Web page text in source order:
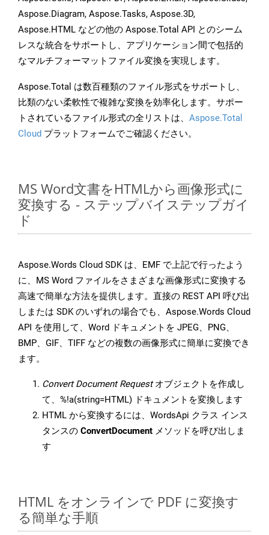
Aspose.Diagram, Aspose.Tasks, Aspose.3D,
Aspose.HTML などの他の Aspose.Total API とのシーム
レスな統合をサポートし、アプリケーション間で包括的
なマルチフォーマットファイル変換を実現します。
Aspose.Total は数百種類のファイル形式をサポートし、
比類のない柔軟性で複雑な変換を効率化します。サポー
トされているファイル形式の全リストは、 Aspose.Total
Cloud プラットフォームでご確認ください。
MS Word文書をHTMLから画像形式に
変換する - ステップバイステップガイ
ド
Aspose.Words Cloud SDK は、EMF で上記で行ったよう
に、MS Word ファイルをさまざまな画像形式に変換する
高速で簡単な方法を提供します。直接の REST API 呼び出
しまたは SDK のいずれの場合でも、Aspose.Words Cloud
API を使用して、Word ドキュメントを JPEG、PNG、
BMP、GIF、TIFF などの複数の画像形式に簡単に変換でき
ます。
Convert Document Requestオブジェクトを作成し
て、%!a(string=HTML) ドキュメントを変換します
HTML から変換するには、WordsApi クラス インス
タンスの ConvertDocument メソッドを呼び出しま
す
HTML をオンラインで PDF に変換す
る簡単な手順